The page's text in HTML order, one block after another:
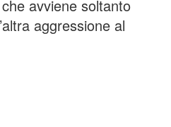
avviene soltanto
aggressione al